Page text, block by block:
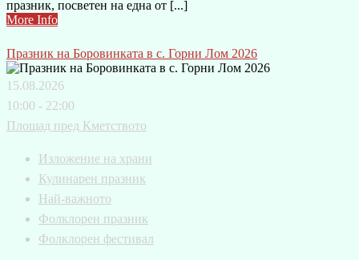
празник, посветен на една от [...]
More Info
Празник на Боровинката в с. Горни Лом 2026
15.08.2026
10:00 - 22:00
Площад пред Кметството
Изложение на храни
Кулинарен празник
Най-важното
Фолклорен празник
Фолклорен фестивал